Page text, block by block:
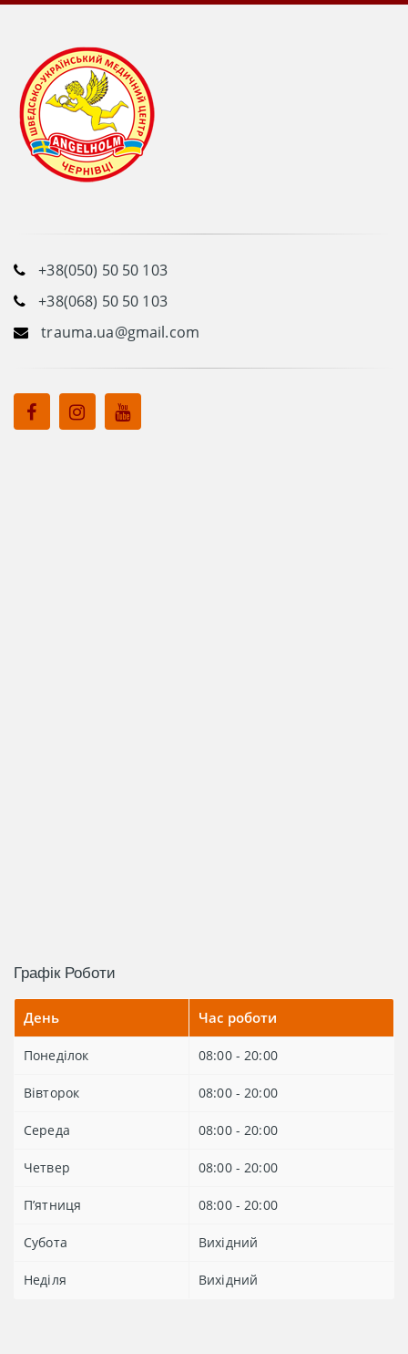
+38(050) 50 50 103
+38(068) 50 50 103
trauma.ua@gmail.com
Графік Роботи
День Час роботи
Понеділок 08:00 - 20:00
Вівторок 08:00 - 20:00
Середа 08:00 - 20:00
Четвер 08:00 - 20:00
Пʼятниця 08:00 - 20:00
Субота Вихідний
Неділя Вихідний